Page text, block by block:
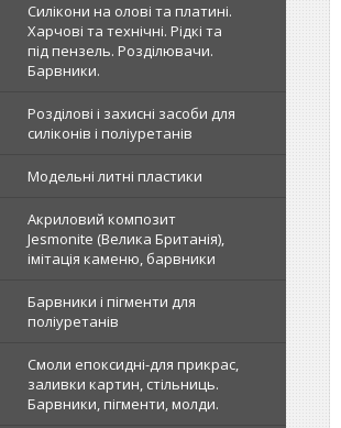
Силікони на олові та платині.
Харчові та технічні. Рідкі та
під пензель. Розділювачи.
Барвники.
Розділові і захисні засоби для
силіконів і поліуретанів
Модельні литні пластики
Акриловий композит
Jesmonite (Велика Британія),
імітація каменю, барвники
Барвники і пігменти для
поліуретанів
Смоли епоксидні-для прикрас,
заливки картин, стільниць.
Барвники, пігменти, молди.